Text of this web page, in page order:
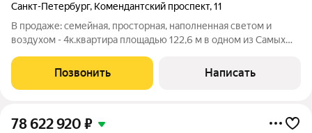
Санкт-Петербург, Комендантский проспект,11
В продаже: семейная, просторная, наполненная светом и
воздухом - 4к.квартира площадью 122,6 м в одном из Самых
Квартира находится на 13 -этаже 16-этaжнoгo кирпичнoго
дoмa. Окна квартиры выходят на
Позвонить Написать
78 622 920 ₽